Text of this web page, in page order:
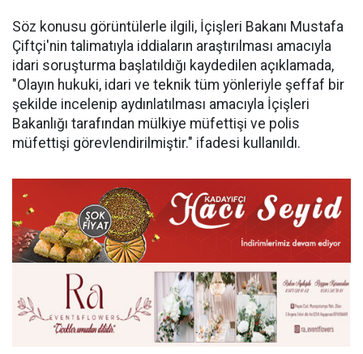
Söz konusu görüntülerle ilgili, İçişleri Bakanı Mustafa
Çiftçi'nin talimatıyla iddiaların araştırılması amacıyla
idari soruşturma başlatıldığı kaydedilen açıklamada,
"Olayın hukuki, idari ve teknik tüm yönleriyle şeffaf bir
şekilde incelenip aydınlatılması amacıyla İçişleri
Bakanlığı tarafından mülkiye müfettişi ve polis
müfettişi görevlendirilmiştir." ifadesi kullanıldı.